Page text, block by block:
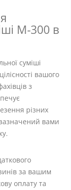
М-300 в
суміші
вашого
з
різних
вами
за вашим
оплату та